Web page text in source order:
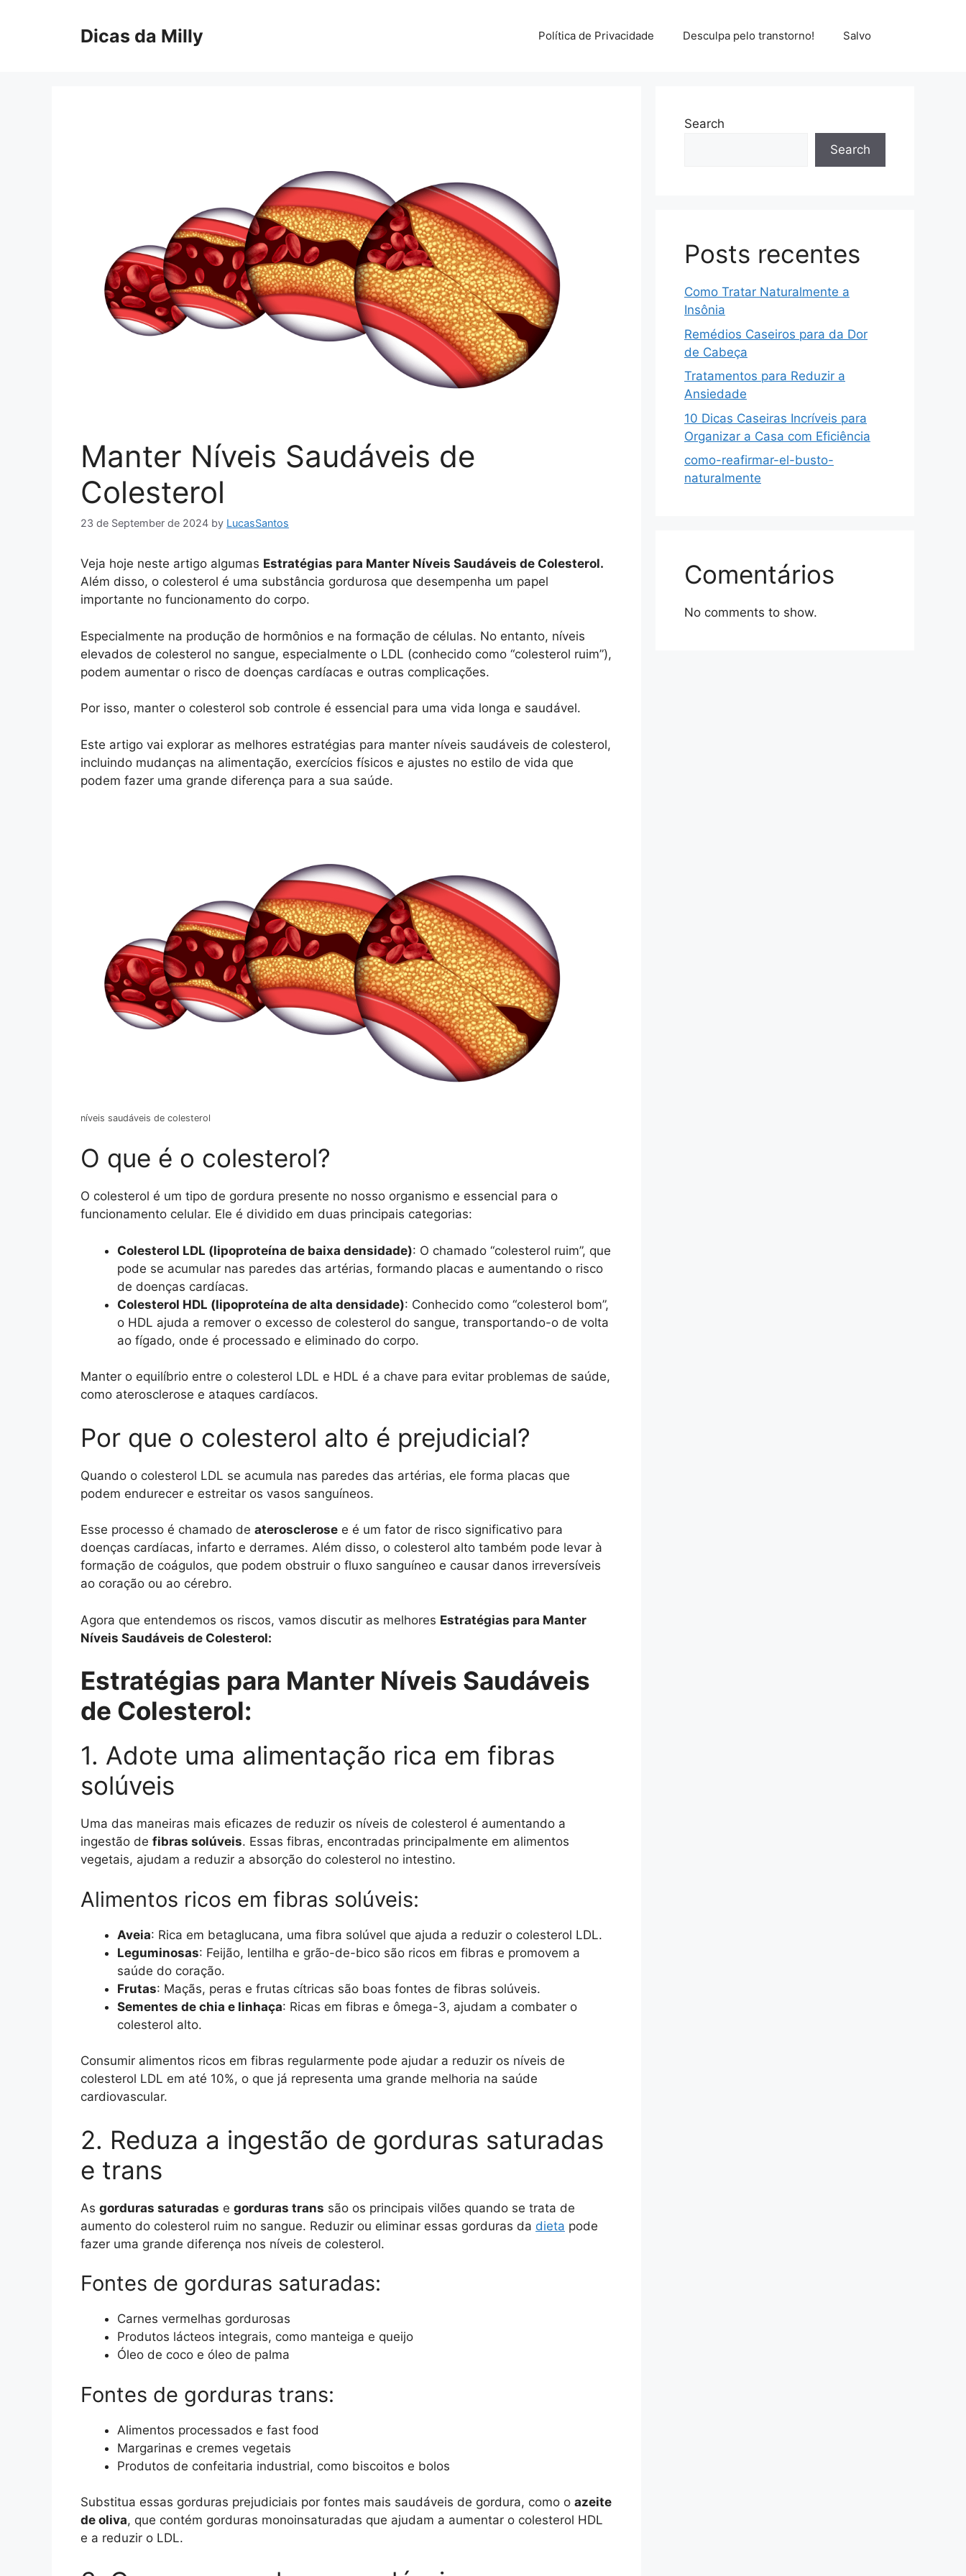
Dicas da Milly Política de Privacidade Desculpa pelo transtorno! Salvo
Manter Níveis Saudáveis de
Colesterol
23 de September de 2024 by LucasSantos
Veja hoje neste artigo algumas Estratégias para Manter Níveis Saudáveis de Colesterol.
Além disso, o colesterol é uma substância gordurosa que desempenha um papel
importante no funcionamento do corpo.
Especialmente na produção de hormônios e na formação de células. No entanto, níveis
elevados de colesterol no sangue, especialmente o LDL (conhecido como “colesterol ruim”),
podem aumentar o risco de doenças cardíacas e outras complicações.
Por isso, manter o colesterol sob controle é essencial para uma vida longa e saudável.
Este artigo vai explorar as melhores estratégias para manter níveis saudáveis de colesterol,
incluindo mudanças na alimentação, exercícios físicos e ajustes no estilo de vida que
podem fazer uma grande diferença para a sua saúde.
níveis saudáveis de colesterol
O que é o colesterol?
O colesterol é um tipo de gordura presente no nosso organismo e essencial para o
funcionamento celular. Ele é dividido em duas principais categorias:
Colesterol LDL (lipoproteína de baixa densidade): O chamado “colesterol ruim”, que
pode se acumular nas paredes das artérias, formando placas e aumentando o risco
de doenças cardíacas.
Colesterol HDL (lipoproteína de alta densidade): Conhecido como “colesterol bom”,
o HDL ajuda a remover o excesso de colesterol do sangue, transportando-o de volta
ao fígado, onde é processado e eliminado do corpo.
Manter o equilíbrio entre o colesterol LDL e HDL é a chave para evitar problemas de saúde,
como aterosclerose e ataques cardíacos.
Por que o colesterol alto é prejudicial?
Quando o colesterol LDL se acumula nas paredes das artérias, ele forma placas que
podem endurecer e estreitar os vasos sanguíneos.
Esse processo é chamado de aterosclerose e é um fator de risco significativo para
doenças cardíacas, infarto e derrames. Além disso, o colesterol alto também pode levar à
formação de coágulos, que podem obstruir o fluxo sanguíneo e causar danos irreversíveis
ao coração ou ao cérebro.
Agora que entendemos os riscos, vamos discutir as melhores Estratégias para Manter
Níveis Saudáveis de Colesterol:
Estratégias para Manter Níveis Saudáveis
de Colesterol:
1. Adote uma alimentação rica em fibras
solúveis
Uma das maneiras mais eficazes de reduzir os níveis de colesterol é aumentando a
ingestão de fibras solúveis. Essas fibras, encontradas principalmente em alimentos
vegetais, ajudam a reduzir a absorção do colesterol no intestino.
Alimentos ricos em fibras solúveis:
Aveia: Rica em betaglucana, uma fibra solúvel que ajuda a reduzir o colesterol LDL.
Leguminosas: Feijão, lentilha e grão-de-bico são ricos em fibras e promovem a
saúde do coração.
Frutas: Maçãs, peras e frutas cítricas são boas fontes de fibras solúveis.
Sementes de chia e linhaça: Ricas em fibras e ômega-3, ajudam a combater o
colesterol alto.
Consumir alimentos ricos em fibras regularmente pode ajudar a reduzir os níveis de
colesterol LDL em até 10%, o que já representa uma grande melhoria na saúde
cardiovascular.
2. Reduza a ingestão de gorduras saturadas
e trans
As gorduras saturadas e gorduras trans são os principais vilões quando se trata de
aumento do colesterol ruim no sangue. Reduzir ou eliminar essas gorduras da dieta pode
fazer uma grande diferença nos níveis de colesterol.
Fontes de gorduras saturadas:
Carnes vermelhas gordurosas
Produtos lácteos integrais, como manteiga e queijo
Óleo de coco e óleo de palma
Fontes de gorduras trans:
Alimentos processados e fast food
Margarinas e cremes vegetais
Produtos de confeitaria industrial, como biscoitos e bolos
Substitua essas gorduras prejudiciais por fontes mais saudáveis de gordura, como o azeite
de oliva, que contém gorduras monoinsaturadas que ajudam a aumentar o colesterol HDL
e a reduzir o LDL.
Search
Search
Posts recentes
Como Tratar Naturalmente a
Insônia
Remédios Caseiros para da Dor
de Cabeça
Tratamentos para Reduzir a
Ansiedade
10 Dicas Caseiras Incríveis para
Organizar a Casa com Eficiência
como-reafirmar-el-busto-
naturalmente
Comentários
No comments to show.